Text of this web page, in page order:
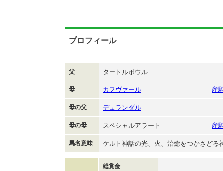
プロフィール
父 タートルボウル
母 カフヴァール 産
母の父 デュランダル
母の母 スペシャルアラート 産
馬名意味 ケルト神話の光、火、治癒をつかさどる
総賞金